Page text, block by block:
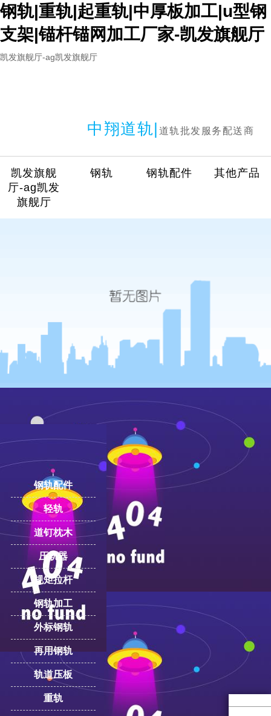
钢轨|重轨|起重轨|中厚板加工|u型钢
支架|锚杆锚网加工厂家-凯发旗舰厅
凯发旗舰厅-ag凯发旗舰厅
中翔道轨| 道轨批发服务配送商
凯发旗舰
厅-ag凯发
旗舰厅
钢轨 钢轨配件 其他产品
钢轨配件
轻轨
道钉枕木
压轨器
规矩拉杆
钢轨加工
外标钢轨
再用钢轨
轨道压板
重轨